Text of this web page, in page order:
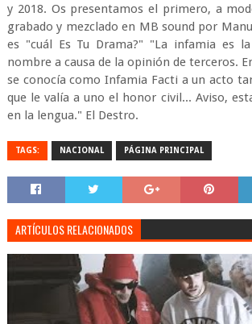
y 2018. Os presentamos el primero, a
grabado y mezclado en MB sound por
es "cuál Es Tu Drama?" "La infamia es
nombre a causa de la opinión de terceros.
se conocía como Infamia Facti a un acto
que le valía a uno el honor civil... Aviso,
en la lengua." El Destro.
TAGS: NACIONAL PÁGINA PRINCIPAL
ARTÍCULOS RELACIONADOS